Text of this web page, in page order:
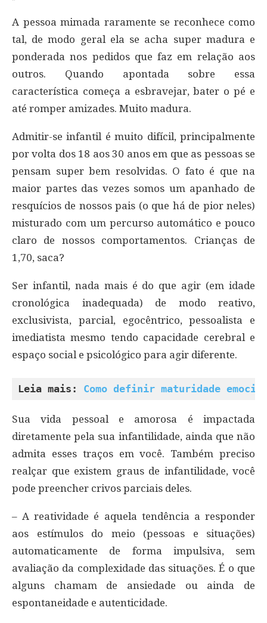
A pessoa mimada raramente se reconhece como
tal, de modo geral ela se acha super madura e
ponderada nos pedidos que faz em relação aos
outros. Quando apontada sobre essa
característica começa a esbravejar, bater o pé e
até romper amizades. Muito madura.
Admitir-se infantil é muito difícil, principalmente
por volta dos 18 aos 30 anos em que as pessoas se
pensam super bem resolvidas. O fato é que na
maior partes das vezes somos um apanhado de
resquícios de nossos pais (o que há de pior neles)
misturado com um percurso automático e pouco
claro de nossos comportamentos. Crianças de
1,70, saca?
Ser infantil, nada mais é do que agir (em idade
cronológica inadequada) de modo reativo,
exclusivista, parcial, egocêntrico, pessoalista e
imediatista mesmo tendo capacidade cerebral e
espaço social e psicológico para agir diferente.
Leia mais: Como definir maturidade
Sua vida pessoal e amorosa é impactada
diretamente pela sua infantilidade, ainda que não
admita esses traços em você. Também preciso
realçar que existem graus de infantilidade, você
pode preencher crivos parciais deles.
– A reatividade é aquela tendência a responder
aos estímulos do meio (pessoas e situações)
automaticamente de forma impulsiva, sem
avaliação da complexidade das situações. É o que
alguns chamam de ansiedade ou ainda de
espontaneidade e autenticidade.